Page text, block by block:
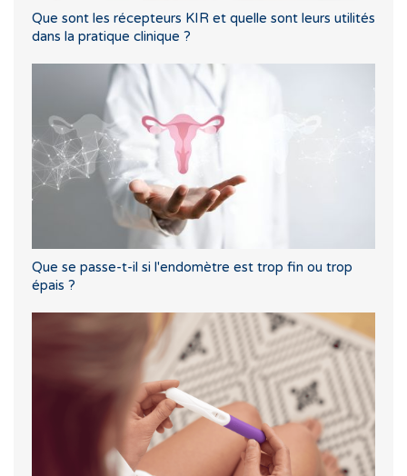
Que sont les récepteurs KIR et quelle sont leurs utilités
dans la pratique clinique ?
Que se passe-t-il si l'endomètre est trop fin ou trop
épais ?